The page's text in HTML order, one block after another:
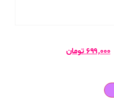
۶۹۹,۰۰۰تومان